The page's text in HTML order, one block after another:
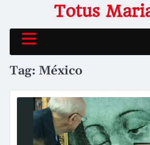
content
Totus
Tag: México